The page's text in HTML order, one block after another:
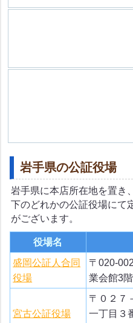
岩手県の公証役場
岩手県に本店所在地を置き
下のどれかの公証役場にて
がございます。
役場名
盛岡公証人合同
役場
〒020-
業会館3階
宮古公証役場
〒０２７
一丁目３